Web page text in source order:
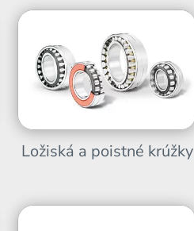
Ložiská a poistné krúžky